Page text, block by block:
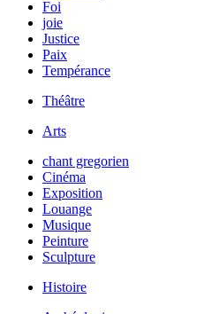
Foi
joie
Justice
Paix
Tempérance
Théâtre
Arts
chant gregorien
Cinéma
Exposition
Louange
Musique
Peinture
Sculpture
Histoire